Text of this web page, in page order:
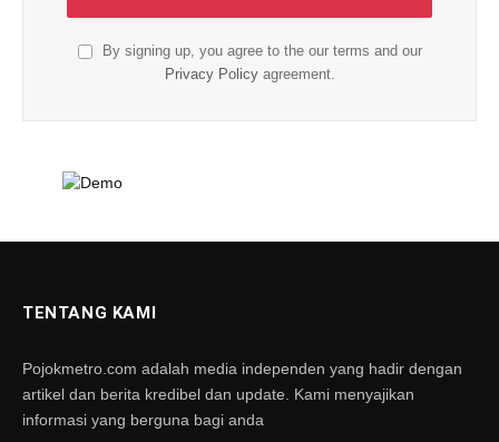
By signing up, you agree to the our terms and our
Privacy Policyagreement.
TENTANG KAMI
Pojokmetro.com adalah media independen yang hadir dengan
artikel dan berita kredibel dan update. Kami menyajikan
informasi yang berguna bagi anda